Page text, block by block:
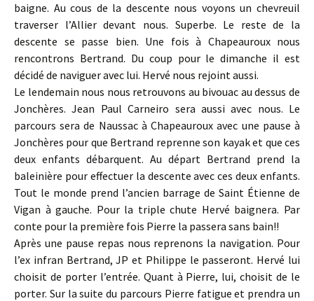
baigne. Au cous de la descente nous voyons un chevreuil
traverser l’Allier devant nous. Superbe. Le reste de la
descente se passe bien. Une fois à Chapeauroux nous
rencontrons Bertrand. Du coup pour le dimanche il est
décidé de naviguer avec lui. Hervé nous rejoint aussi.
Le lendemain nous nous retrouvons au bivouac au dessus de
Jonchères. Jean Paul Carneiro sera aussi avec nous. Le
parcours sera de Naussac à Chapeauroux avec une pause à
Jonchères pour que Bertrand reprenne son kayak et que ces
deux enfants débarquent. Au départ Bertrand prend la
baleinière pour effectuer la descente avec ces deux enfants.
Tout le monde prend l’ancien barrage de Saint Étienne de
Vigan à gauche. Pour la triple chute Hervé baignera. Par
conte pour la première fois Pierre la passera sans bain!!
Après une pause repas nous reprenons la navigation. Pour
l’ex infran Bertrand, JP et Philippe le passeront. Hervé lui
choisit de porter l’entrée. Quant à Pierre, lui, choisit de le
porter. Sur la suite du parcours Pierre fatigue et prendra un